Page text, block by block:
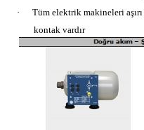
· Tüm elektrik makineleri aşırı
kontak vardır